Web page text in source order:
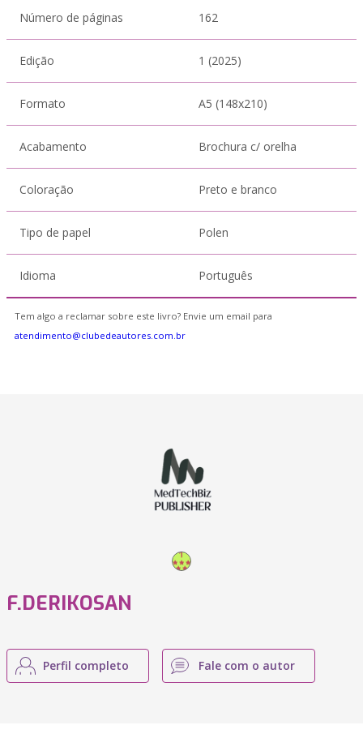
Número de páginas 162
Edição 1 (2025)
Formato A5 (148x210)
Acabamento Brochura c/ orelha
Coloração Preto e branco
Tipo de papel Polen
Idioma Português
Tem algo a reclamar sobre este livro? Envie um email para
atendimento@clubedeautores.com.br
F.DERIKOSAN
Perfil completo Fale com o autor